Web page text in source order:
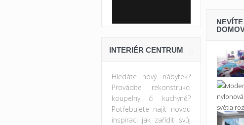
INTERIÉR CENTRUM
Hledáte nový nábytek?
Provádíte rekonstrukci
koupelny či kuchyně?
Potřebujete najít novou
inspiraci jak zařídit svůj